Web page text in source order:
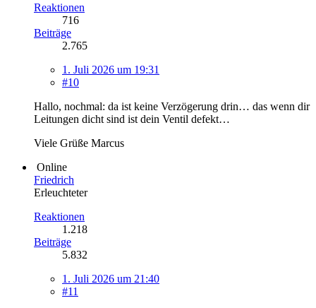
Reaktionen
716
Beiträge
2.765
1. Juli 2026 um 19:31
#10
Hallo, nochmal: da ist keine Verzögerung drin… das wenn dir
Leitungen dicht sind ist dein Ventil defekt…
Viele Grüße Marcus
Online
Friedrich
Erleuchteter
Reaktionen
1.218
Beiträge
5.832
1. Juli 2026 um 21:40
#11